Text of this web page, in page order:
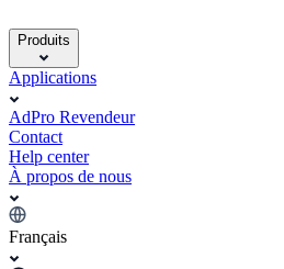
Produits
Applications
AdPro Revendeur
Contact
Help center
À propos de nous
Français